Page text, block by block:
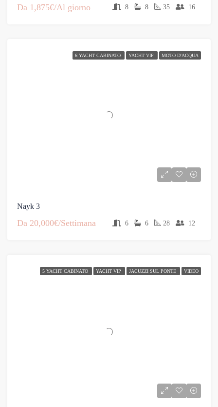
Da 1,875€/Al giorno 8 8 35 16
6 YACHT CABINATO YACHT VIP MOTO D'ACQUA
Nayk 3
Da 20,000€/Settimana 6 6 28 12
5 YACHT CABINATO YACHT VIP JACUZZI SUL PONTE VIDEO